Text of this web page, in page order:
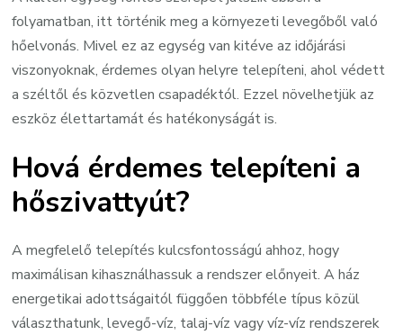
folyamatban, itt történik meg a környezeti levegőből való
hőelvonás. Mivel ez az egység van kitéve az időjárási
viszonyoknak, érdemes olyan helyre telepíteni, ahol védett
a széltől és közvetlen csapadéktól. Ezzel növelhetjük az
eszköz élettartamát és hatékonyságát is.
Hová érdemes telepíteni a
hőszivattyút?
A megfelelő telepítés kulcsfontosságú ahhoz, hogy
maximálisan kihasználhassuk a rendszer előnyeit. A ház
energetikai adottságaitól függően többféle típus közül
választhatunk, levegő-víz, talaj-víz vagy víz-víz rendszerek